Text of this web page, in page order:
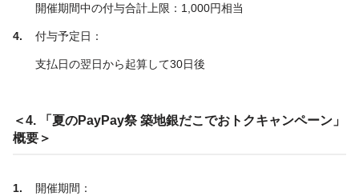
開催期間中の付与合計上限：1,000円相当
付与予定日：
支払日の翌日から起算して30日後
＜4. 「夏のPayPay祭 築地銀だこでおトクキャンペーン」
概要＞
開催期間：